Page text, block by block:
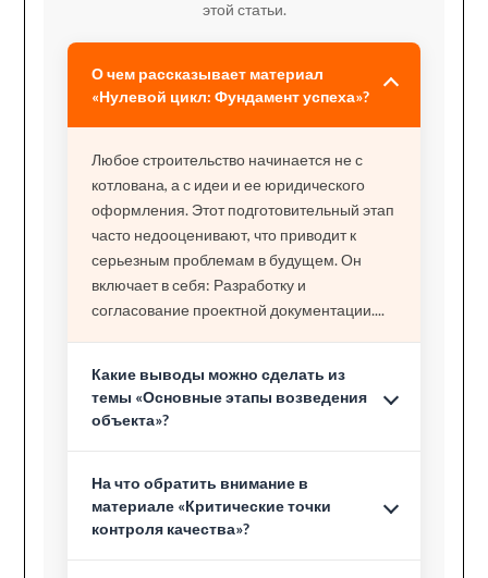
этой статьи.
О чем рассказывает материал
«Нулевой цикл: Фундамент успеха»?
Любое строительство начинается не с
котлована, а с идеи и ее юридического
оформления. Этот подготовительный этап
часто недооценивают, что приводит к
серьезным проблемам в будущем. Он
включает в себя: Разработку и
согласование проектной документации....
Какие выводы можно сделать из
темы «Основные этапы возведения
объекта»?
На что обратить внимание в
материале «Критические точки
контроля качества»?